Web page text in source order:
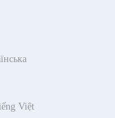
Việt